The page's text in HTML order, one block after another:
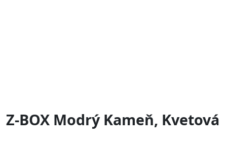
Z-BOX Modrý Kameň, Kvetová